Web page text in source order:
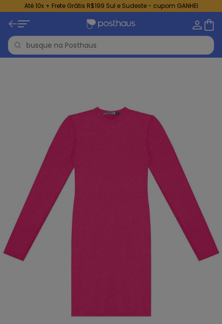
Até 10x + Frete Grátis R$199 Sul e Sudeste - cupom GANHEI